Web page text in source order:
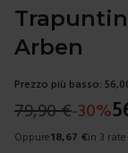
Arben
Prezzo più basso:
79,90€-30%
Oppure18,67 €in 3